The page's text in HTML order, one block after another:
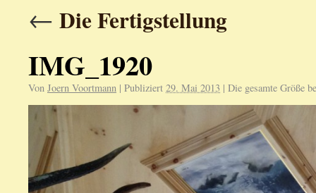
← Die Fertigstellung
IMG_1920
Von Joern Voortmann | Publiziert 29. Mai 2013 | Die gesamte Größe